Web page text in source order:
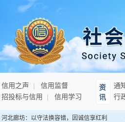
信用之声
信用监督
招投标与信用 信用学习
资
讯
通
行
河北廊坊：以守法换容错，因诚信享红利